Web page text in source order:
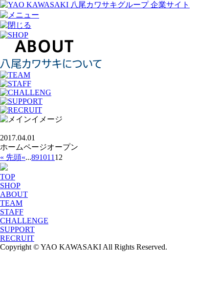
2017.04.01
ホームページオープン
« 先頭«...891011 12
TOP
SHOP
ABOUT
TEAM
STAFF
CHALLENGE
SUPPORT
RECRUIT
Copyright © YAO KAWASAKI All Rights Reserved.